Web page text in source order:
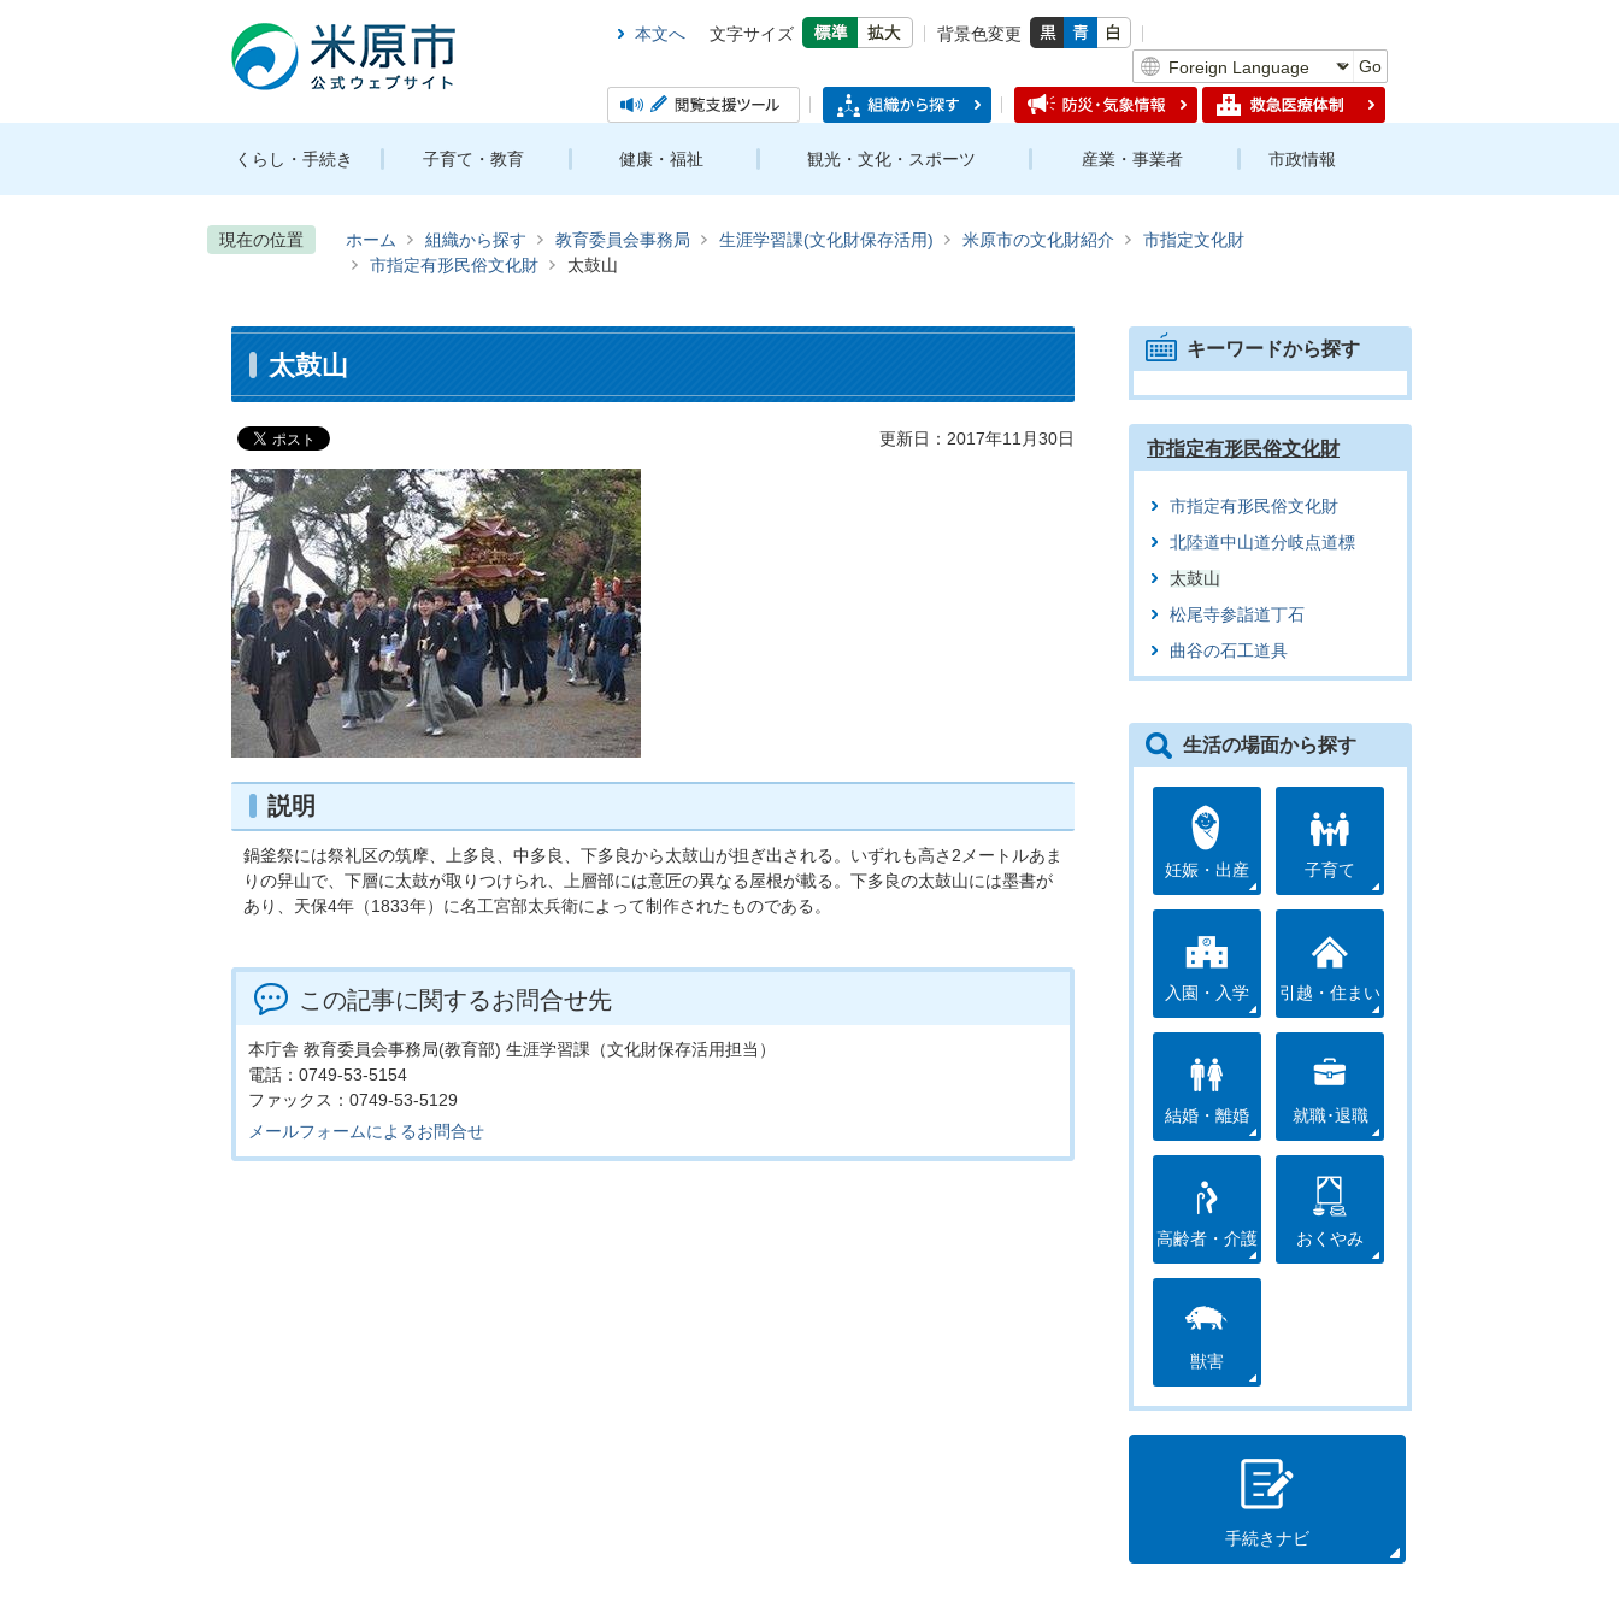
本文へ 文字サイズ
背景色変更
Go
くらし・手続き 子育て・教育 健康・福祉 観光・文化・スポーツ 産業・事業者 市政情報
現在の位置 ホーム 組織から探す 教育委員会事務局 生涯学習課(文化財保存活用) 米原市の文化財紹介
市指定文化財
市指定有形民俗文化財
太鼓山
太鼓山
更新日：2017年11月30日
説明
鍋釜祭には祭礼区の筑摩、上多良、中多良、下多良から太鼓山が担ぎ出される。いずれも高さ2メートルあま
りの舁山で、下層に太鼓が取りつけられ、上層部には意匠の異なる屋根が載る。下多良の太鼓山には墨書が
あり、天保4年（1833年）に名工宮部太兵衛によって制作されたものである。
この記事に関するお問合せ先
本庁舎 教育委員会事務局(教育部) 生涯学習課（文化財保存活用担当）
電話：0749-53-5154
ファックス：0749-53-5129
メールフォームによるお問合せ
キーワードから探す
市指定有形民俗文化財
市指定有形民俗文化財
北陸道中山道分岐点道標
太鼓山
松尾寺参詣道丁石
曲谷の石工道具
生活の場面から探す
妊娠・出産 子育て
入園・入学 引越・住まい
結婚・離婚 就職･退職
高齢者・介護 おくやみ
獣害
手続きナビ